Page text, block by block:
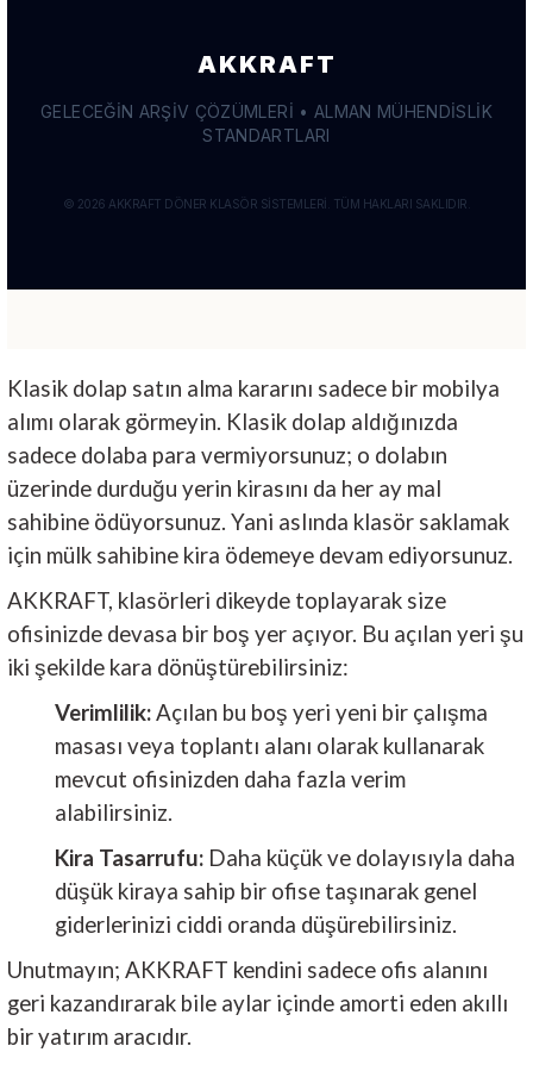
Klasik dolap satın alma kararını sadece bir mobilya
alımı olarak görmeyin. Klasik dolap aldığınızda
sadece dolaba para vermiyorsunuz; o dolabın
üzerinde durduğu yerin kirasını da her ay mal
sahibine ödüyorsunuz. Yani aslında klasör saklamak
için mülk sahibine kira ödemeye devam ediyorsunuz.
AKKRAFT, klasörleri dikeyde toplayarak size
ofisinizde devasa bir boş yer açıyor. Bu açılan yeri şu
iki şekilde kara dönüştürebilirsiniz:
Verimlilik:Açılan bu boş yeri yeni bir çalışma
masası veya toplantı alanı olarak kullanarak
mevcut ofisinizden daha fazla verim
alabilirsiniz.
Kira Tasarrufu: Daha küçük ve dolayısıyla daha
düşük kiraya sahip bir ofise taşınarak genel
giderlerinizi ciddi oranda düşürebilirsiniz.
Unutmayın; AKKRAFT kendini sadece ofis alanını
geri kazandırarak bile aylar içinde amorti eden akıllı
bir yatırım aracıdır.